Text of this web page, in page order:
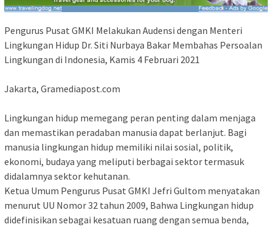
Pengurus Pusat GMKI Melakukan Audensi dengan Menteri
Lingkungan Hidup Dr. Siti Nurbaya Bakar Membahas Persoalan
Lingkungan di Indonesia, Kamis 4 Februari 2021
Jakarta, Gramediapost.com
Lingkungan hidup memegang peran penting dalam menjaga
dan memastikan peradaban manusia dapat berlanjut. Bagi
manusia lingkungan hidup memiliki nilai sosial, politik,
ekonomi, budaya yang meliputi berbagai sektor termasuk
didalamnya sektor kehutanan.
Ketua Umum Pengurus Pusat GMKI Jefri Gultom menyatakan
menurut UU Nomor 32 tahun 2009, Bahwa Lingkungan hidup
didefinisikan sebagai kesatuan ruang dengan semua benda,